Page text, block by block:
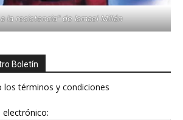
la resistencia" de Ismael Millán
Boletín
los términos y condiciones